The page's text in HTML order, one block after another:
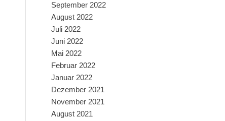
September 2022
August 2022
Juli 2022
Juni 2022
Mai 2022
Februar 2022
Januar 2022
Dezember 2021
November 2021
August 2021